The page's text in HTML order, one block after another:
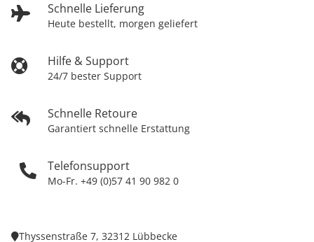
Schnelle Lieferung
Heute bestellt, morgen geliefert
Hilfe & Support
24/7 bester Support
Schnelle Retoure
Garantiert schnelle Erstattung
Telefonsupport
Mo-Fr. +49 (0)57 41 90 982 0
Thyssenstraße 7, 32312 Lübbecke